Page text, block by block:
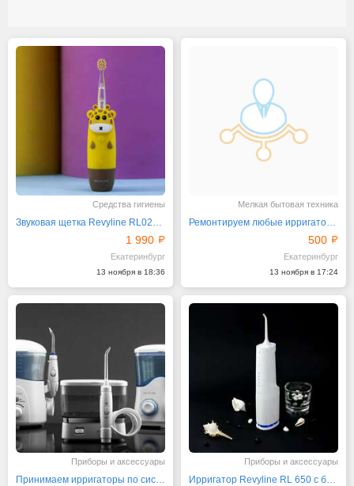
Средства гигиены
Звуковая щетка Revyline RL025 Baby
1 990
Екатеринбург
13 ноября в 18:36
Мелкая бытовая техника
Ремонтируем любые ирригаторы от компании Ревилайн
500
Екатеринбург
13 ноября в 17:24
Приборы и аксессуары
Принимаем ирригаторы по системе трейд-ин
Приборы и аксессуары
Ирригатор Revyline RL 650 с большим резервуаром